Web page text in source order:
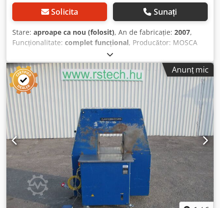
Solicita Sunați
Stare: aproape ca nou (folosit), An de fabricație: 2007,
Funcționalitate: complet funcțional, Producător: MOSCA
Model: RO-MS-4/2 Dodjzp If Djpfx Aqijck An de fabricație:
2007 Stare ca nouă Dimensiunea maximă a materialului de
legat: 600 x 600 mm
Anunț mic